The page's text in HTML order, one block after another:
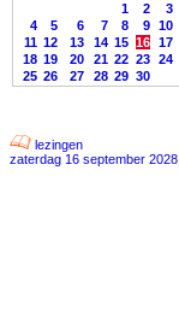
1
2
3
4
5 6 7 8 9 10
11 12 13 14 15 16 17
18 19 20 21 22 23 24
25 26 27 28 29 30
lezingen
zaterdag 16 september 2028